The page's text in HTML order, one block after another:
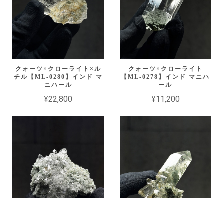
クォーツ×クローライト×ル
チル【ML-0280】インド マ
ニハール
¥22,800
クォーツ×クローライト
【ML-0278】インド マニハ
ール
¥11,200